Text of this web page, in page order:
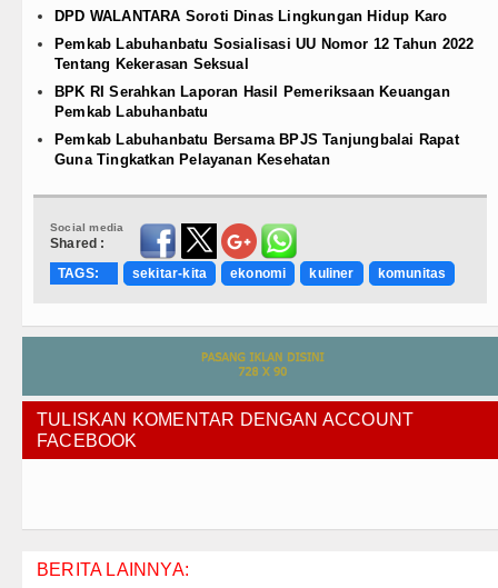
DPD WALANTARA Soroti Dinas Lingkungan Hidup Karo
Pemkab Labuhanbatu Sosialisasi UU Nomor 12 Tahun 2022
Tentang Kekerasan Seksual
BPK RI Serahkan Laporan Hasil Pemeriksaan Keuangan
Pemkab Labuhanbatu
Pemkab Labuhanbatu Bersama BPJS Tanjungbalai Rapat
Guna Tingkatkan Pelayanan Kesehatan
Social media
Shared :
TAGS:
sekitar-kita ekonomi kuliner komunitas
TULISKAN KOMENTAR DENGAN ACCOUNT
FACEBOOK
BERITA LAINNYA: